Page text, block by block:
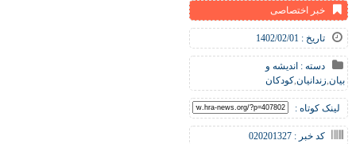
خبر اختصاصی
تاریخ : 1402/02/01
دسته : اندیشه و
بیان,زندانیان,کودکان
لینک کوتاه :
کد خبر : 020201327